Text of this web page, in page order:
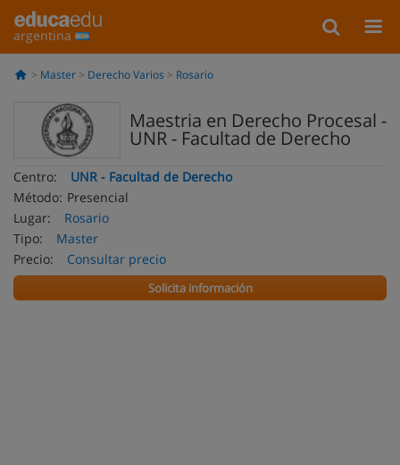
argentina
Master Derecho Varios Rosario
Maestria en Derecho Procesal -
UNR - Facultad de Derecho
Centro:
UNR - Facultad de Derecho
Método: Presencial
Lugar:
Rosario
Tipo:
Master
Precio:
Consultar precio
Solicita información